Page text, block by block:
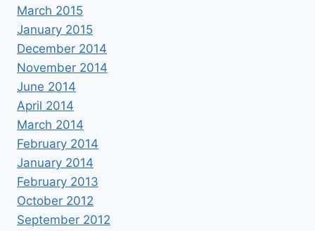
March 2015
January 2015
December 2014
November 2014
June 2014
April 2014
March 2014
February 2014
January 2014
February 2013
October 2012
September 2012